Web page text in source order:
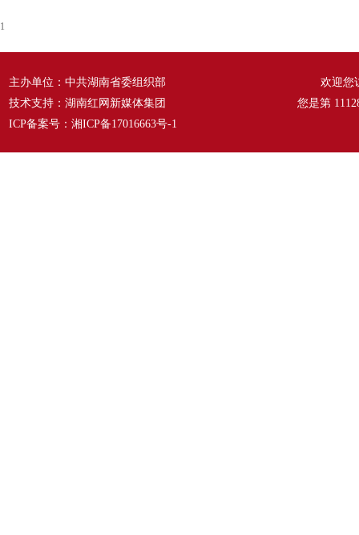
1
主办单位：中共湖南省委组织部
技术支持：湖南红网新媒体集团
ICP备案号： 湘ICP备17016663号-1
欢迎您
您是第